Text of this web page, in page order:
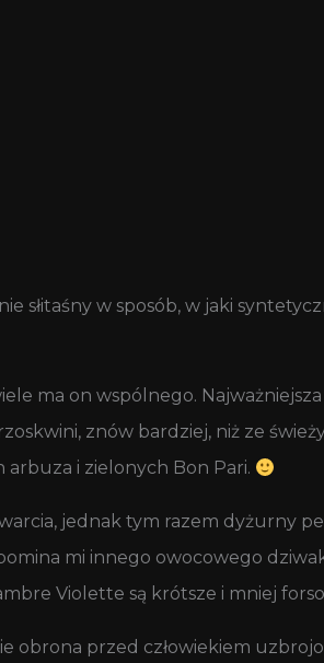
słitaśny w sposób, w jaki
ma on wspólnego.
znów bardziej, niż ze
arbuza i zielonych Bon Pari.
jednak tym razem dyżurny
mi innego owocowego
Violette są krótsze i mniej
obrona przed człowiekiem